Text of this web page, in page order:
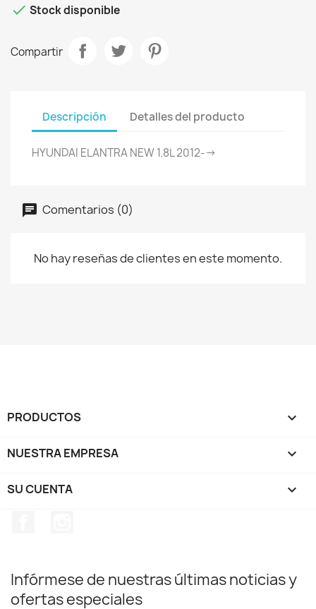
 Stock disponible
Compartir
Descripción Detalles del producto
HYUNDAI ELANTRA NEW 1.8L 2012-->
Comentarios (0)
No hay reseñas de clientes en este momento.
PRODUCTOS 
NUESTRA EMPRESA 
SU CUENTA 
Infórmese de nuestras últimas noticias y
ofertas especiales